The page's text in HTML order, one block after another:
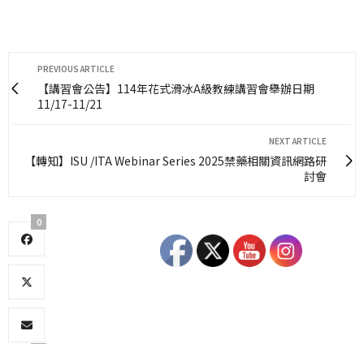
PREVIOUS ARTICLE
【講習會公告】114年花式滑冰A級教練講習會舉辦日期
11/17-11/21
NEXT ARTICLE
【轉知】ISU /ITA Webinar Series 2025禁藥相關資訊網路研
討會
0